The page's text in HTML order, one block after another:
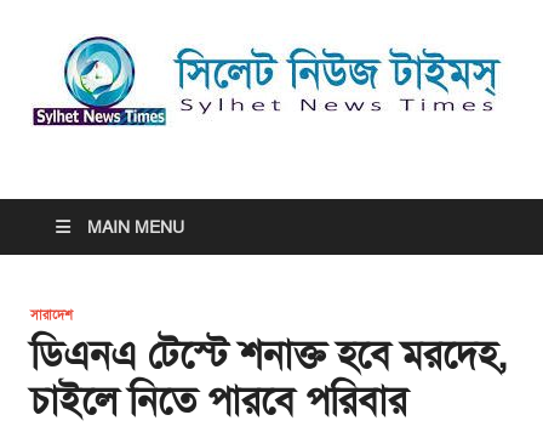
সিলেট নিউজ টাইমস্ | Sylhet
News Times
MAIN MENU
সারাদেশ
ডিএনএ টেস্টে শনাক্ত হবে মরদেহ,
চাইলে নিতে পারবে পরিবার